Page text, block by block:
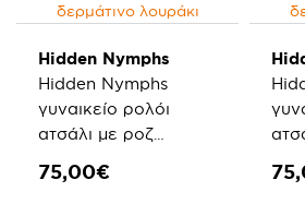
Hidden Nymphs
Hidden Nymphs
γυναικείο ρολόι
ατσάλι με ροζ
75,00€